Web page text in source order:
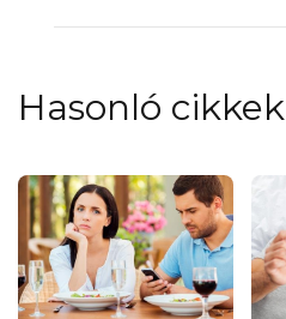
Hasonló cikkek